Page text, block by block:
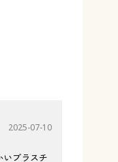
2025-07-10
プラスチ